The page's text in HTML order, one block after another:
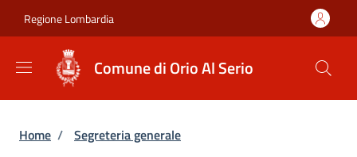
Regione Lombardia
Comune di Orio Al Serio
Briciole di pane
Home / Segreteria generale